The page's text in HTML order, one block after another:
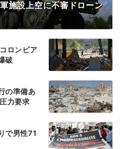
施設上空に不審ドローン
ロンビア
破
の準備あ
力要求
で男性71